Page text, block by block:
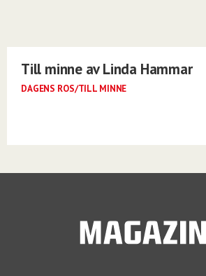
Till minne av Linda Hammar
DAGENS ROS/TILL MINNE